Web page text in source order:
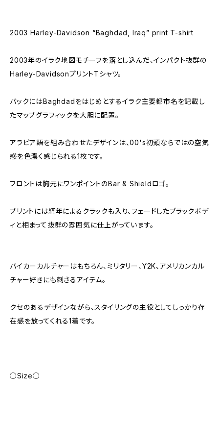
2003 Harley-Davidson “Baghdad, Iraq” print T-shirt
2003年のイラク地図モチーフを落とし込んだ、インパクト抜群の
Harley-DavidsonプリントTシャツ。
バックにはBaghdadをはじめとするイラク主要都市名を記載し
たマップグラフィックを大胆に配置。
アラビア語を組み合わせたデザインは、00's初頭ならではの空気
感を色濃く感じられる1枚です。
フロントは胸元にワンポイントのBar & Shieldロゴ。
プリントには経年によるクラックも入り、フェードしたブラックボデ
ィと相まって抜群の雰囲気に仕上がっています。
バイカーカルチャーはもちろん、ミリタリー、Y2K、アメリカンカル
チャー好きにも刺さるアイテム。
クセのあるデザインながら、スタイリングの主役としてしっかり存
在感を放ってくれる1着です。
○Size○